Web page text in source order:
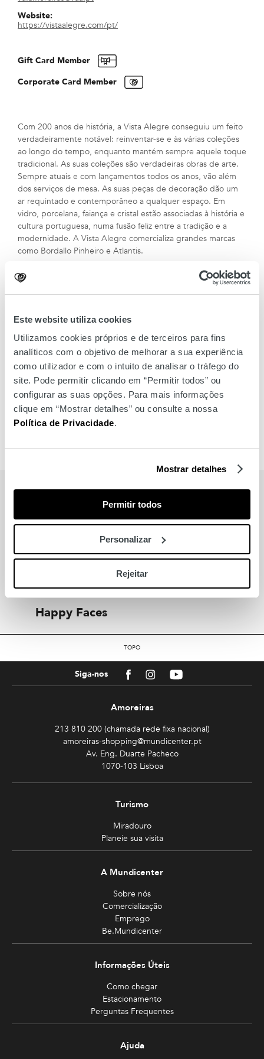
Este website utiliza cookies
Utilizamos cookies próprios e de terceiros para fins
analíticos com o objetivo de melhorar a sua experiência
como utilizador e com o intuito de analisar o tráfego do
site. Pode permitir clicando em “Permitir todos” ou
configurar as suas opções. Para mais informações
clique em “Mostrar detalhes” ou consulte a nossa
Política de Privacidade.
Mostrar detalhes
Permitir todos
Personalizar
Rejeitar
Website:
https://vistaalegre.com/pt/
Gift Card Member
Corporate Card Member
Com 200 anos de história, a Vista Alegre conseguiu um feito
verdadeiramente notável: reinventar-se e às várias coleções
ao longo do tempo, enquanto mantém sempre aquele toque
tradicional. As suas coleções são verdadeiras obras de arte.
Sempre atuais e com lançamentos todos os anos, vão além
dos serviços de mesa. As suas peças de decoração dão um
ar requintado e contemporâneo a qualquer espaço. Em
vidro, porcelana, faiança e cristal estão associadas à história e
cultura portuguesa, numa fusão feliz entre a tradição e a
modernidade. A Vista Alegre comercializa grandes marcas
como Bordallo Pinheiro e Atlantis.
Também para si
Happy Faces
TOPO
Siga-nos FacebookInstagramYoutube
Amoreiras
213 810 200 (chamada rede fixa nacional)
amoreiras-shopping@mundicenter.pt
Av. Eng. Duarte Pacheco
1070-103 Lisboa
Turismo
Miradouro
Planeie sua visita
A Mundicenter
Sobre nós
Comercialização
Emprego
Be.Mundicenter
Informações Úteis
Como chegar
Estacionamento
Perguntas Frequentes
Ajuda